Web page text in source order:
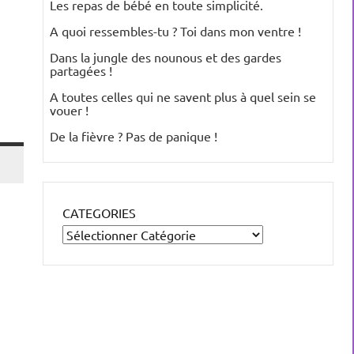
Les repas de bébé en toute simplicité.
A quoi ressembles-tu ? Toi dans mon ventre !
Dans la jungle des nounous et des gardes
partagées !
A toutes celles qui ne savent plus à quel sein se
vouer !
De la fièvre ? Pas de panique !
CATEGORIES